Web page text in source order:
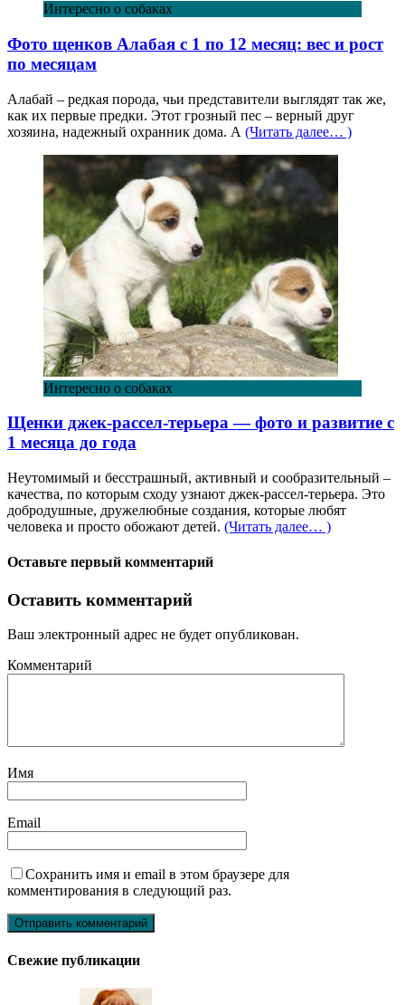
Интересно о собаках
Фото щенков Алабая с 1 по 12 месяц: вес и рост
по месяцам
Алабай – редкая порода, чьи представители выглядят так же,
как их первые предки. Этот грозный пес – верный друг
хозяина, надежный охранник дома. А (Читать далее… )
Интересно о собаках
Щенки джек-рассел-терьера — фото и развитие с
1 месяца до года
Неутомимый и бесстрашный, активный и сообразительный –
качества, по которым сходу узнают джек-рассел-терьера. Это
добродушные, дружелюбные создания, которые любят
человека и просто обожают детей. (Читать далее… )
Оставьте первый комментарий
Оставить комментарий
Ваш электронный адрес не будет опубликован.
Комментарий
Имя
Email
Сохранить имя и email в этом браузере для
комментирования в следующий раз.
Свежие публикации